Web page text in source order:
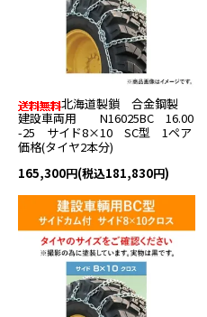
北海道製鎖 合金鋼製
建設車両用 N16025BC 16.00
-25 サイド8×10 SC型 1ペア
価格(タイヤ2本分)
165,300円(税込181,830円)